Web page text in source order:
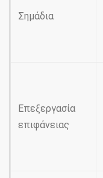
Σημάδια
Επεξεργασία
επιφάνειας